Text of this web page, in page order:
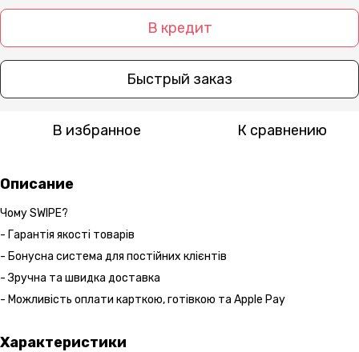
В кредит
Быстрый заказ
В избранное К сравнению
Описание
Чому SWIPE?
- Гарантія якості товарів
- Бонусна система для постійних клієнтів
- Зручна та швидка доставка
- Можливість оплати карткою, готівкою та Apple Pay
Характеристики